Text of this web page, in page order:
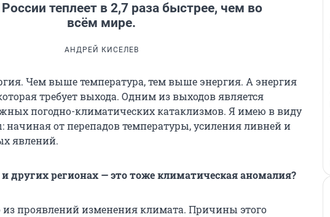
теплеет в 2,7 раза быстрее, чем во
всём мире.
АНДРЕЙ КИСЕЛЕВ
Чем выше температура, тем выше энергия. А энергия
требует выхода. Одним из выходов является
погодно-климатических катаклизмов. Я имею в виду
начиная от перепадов температуры, усиления ливней и
явлений.
других регионах — это тоже климатическая аномалия?
из проявлений изменения климата. Причины этого